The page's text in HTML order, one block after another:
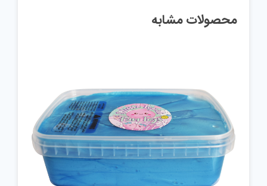
محصولات مشابه